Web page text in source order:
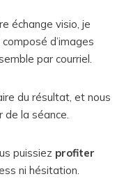
échange visio, je
d’images
par courriel.
du résultat, et nous
de la séance.
puissiez profiter
ni hésitation.